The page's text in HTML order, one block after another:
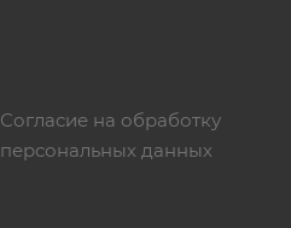
Согласие на обработку
персональных данных